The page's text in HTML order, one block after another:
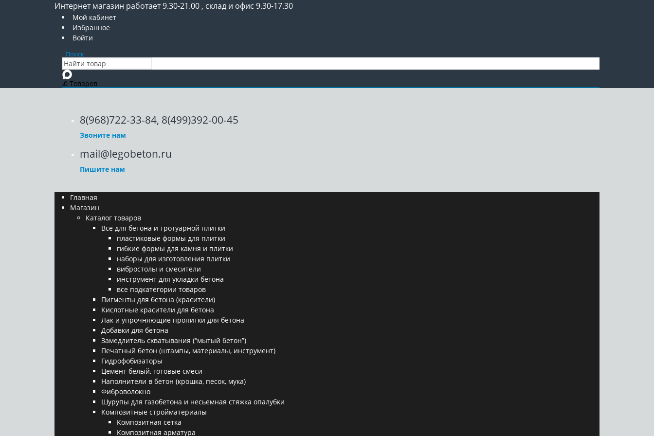
Интернет магазин работает 9.30-21.00 , склад и офис 9.30-17.30
Мой кабинет
Избранное
Войти
Поиск
00 Товаров
8(968)722-33-84, 8(499)392-00-45
Звоните нам
mail@legobeton.ru
Пишите нам
Главная
Магазин
Каталог товаров
Все для бетона и тротуарной плитки
пластиковые формы для плитки
гибкие формы для камня и плитки
наборы для изготовления плитки
вибростолы и смесители
инструмент для укладки бетона
все подкатегории товаров
Пигменты для бетона (красители)
Кислотные красители для бетона
Лак и упрочняющие пропитки для бетона
Добавки для бетона
Замедлитель схватывания (“мытый бетон”)
Печатный бетон (штампы, материалы, инструмент)
Гидрофобизаторы
Цемент белый, готовые смеси
Наполнители в бетон (крошка, песок, мука)
Фиброволокно
Шурупы для газобетона и несьемная стяжка опалубки
Композитные стройматериалы
Композитная сетка
Композитная арматура